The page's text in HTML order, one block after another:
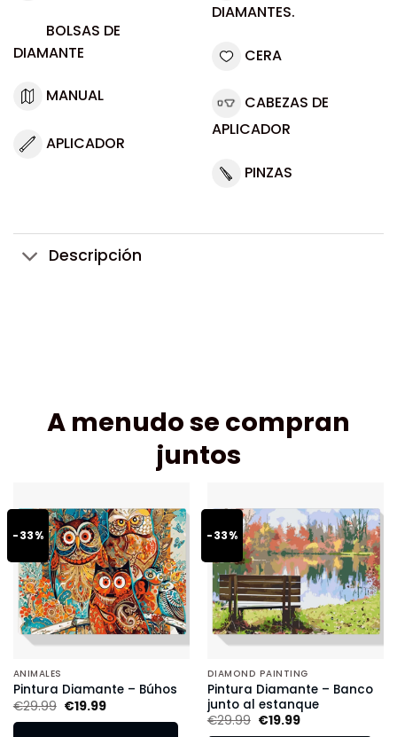
BOLSAS DE
DIAMANTE
MANUAL
APLICADOR
DIAMANTES.
CERA
CABEZAS DE
APLICADOR
PINZAS
Descripción
A menudo se compran
juntos
-33%
ANIMALES
Pintura Diamante – Búhos
€29.99 €19.99
-33%
DIAMOND PAINTING
Pintura Diamante – Banco
junto al estanque
€29.99 €19.99